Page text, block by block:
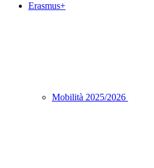
Erasmus+
Mobilità 2025/2026